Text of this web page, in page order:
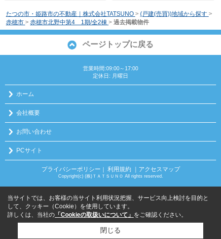
たつの市・姫路市の不動産｜株式会社TATSUNO > (戸建(売買))地域から探す >
赤穂市 > 赤穂市北野中第4 1期/全2棟 > 過去掲載物件
ページトップに戻る
営業時間:09:00～17:00
定休日: 月曜日
ホーム
会社概要
お問い合わせ
PCサイト
プライバシーポリシー ｜ 利用規約 ｜アクセスマップ
Copyright(c) (株)ＴＡＴＳＵＮＯ All rights reserved.
当サイトでは、お客様の当サイト利用状況把握、サービス向上検討を目的と
して、クッキー（Cookie）を使用しています。
詳しくは、当社の 「Cookieの取扱いについて」 をご確認ください。
閉じる